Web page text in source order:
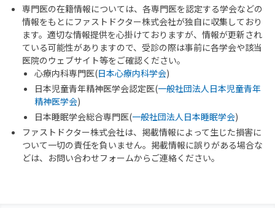
専門医の在籍情報については、各専門医を認定する学会などの
情報をもとにファストドクター株式会社が独自に収集しており
ます。適切な情報提供を心掛けておりますが、情報が更新され
ている可能性がありますので、受診の際は事前に各学会や該当
医院のウェブサイト等をご確認ください。
心療内科専門医(日本心療内科学会)
日本児童青年精神医学会認定医(一般社団法人日本児童青年
精神医学会)
日本睡眠学会総合専門医(一般社団法人日本睡眠学会)
ファストドクター株式会社は、掲載情報によって生じた損害に
ついて一切の責任を負いません。掲載情報に誤りがある場合な
どは、お問い合わせフォームからご連絡ください。